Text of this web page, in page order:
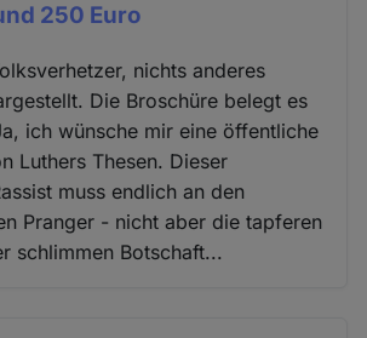
250 Euro
nichts anderes
Die Broschüre belegt es
ich wünsche mir eine öffentliche
Luthers Thesen. Dieser
muss endlich an den
Pranger - nicht aber die tapferen
schlimmen Botschaft...